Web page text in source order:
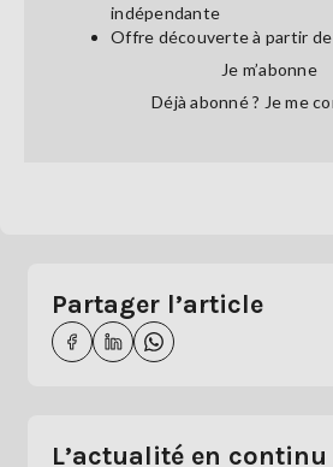
indépendante
Offre découverte à partir de
Je m’abonne
Déjà abonné ? Je me
Partager l’article
L’actualité en continu